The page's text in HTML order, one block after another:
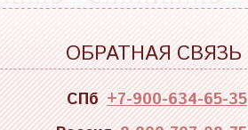
ОБРАТНАЯ СВЯЗЬ
СПб +7-900-634-65-35